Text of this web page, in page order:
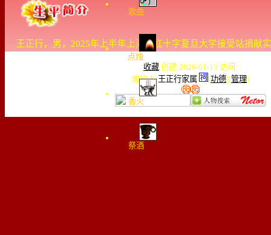
歌曲
点烛
香火
祭酒
王正行，男，2025年上半年上海市红十字复旦大学接受站捐献
收藏 创建:2026-01-13 访问:
维护人: 王正行家属 [功德][管理]